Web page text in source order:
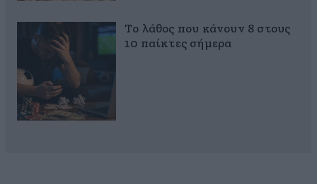
Το λάθος που κάνουν 8 στους
10 παίκτες σήμερα